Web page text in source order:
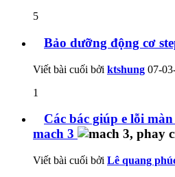
5
Bảo dưỡng động cơ
Viết bài cuối bởi ktshung 07-
1
Các bác giúp e lỗi
mach 3
Viết bài cuối bởi Lê quang